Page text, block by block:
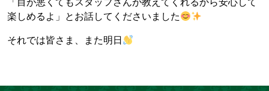
「目が悪くてもスタッフさんが教えてくれるから安心して
楽しめるよ」とお話してくださいました
それでは皆さま、また明日